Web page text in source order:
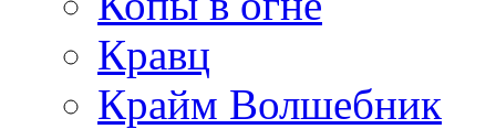
Кравц
Крайм Волшебник